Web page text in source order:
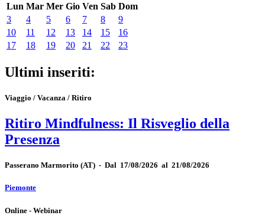
Lun Mar Mer Gio Ven Sab Dom
3
4 5 6 7 8
9
10
11 12 13 14 15
16
17
18 19 20 21 22 23
Ultimi inseriti:
Viaggio / Vacanza / Ritiro
Ritiro Mindfulness: Il Risveglio della
Presenza
Passerano Marmorito (AT) - Dal 17/08/2026 al 21/08/2026
Piemonte
Online - Webinar